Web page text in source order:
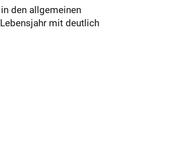
den allgemeinen
mit deutlich